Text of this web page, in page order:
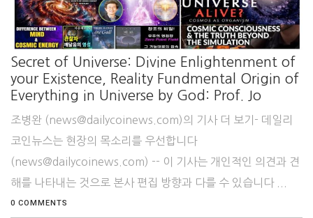
Secret of Universe: Divine Enlightenment of
your Existence, Reality Fundmental Origin of
Everything in Universe by God: Prof. Jo
조병완 (news@dailycoinews.com)의 기사 더 보기- 데일리
코인뉴스는 현장의 목소리를 우선합니다
(news@dailycoinews.com) -- 이 기사는 개인적인 의견과 견
해를 나타내는 것으로 본사 편집 방향과 다를 수 있습니다 ...
0 COMMENTS